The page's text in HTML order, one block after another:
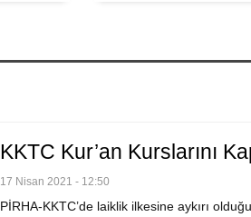
KKTC Kur’an Kurslarını
17 Nisan 2021 - 12:50
PİRHA-KKTC’de laiklik ilkesine aykırı